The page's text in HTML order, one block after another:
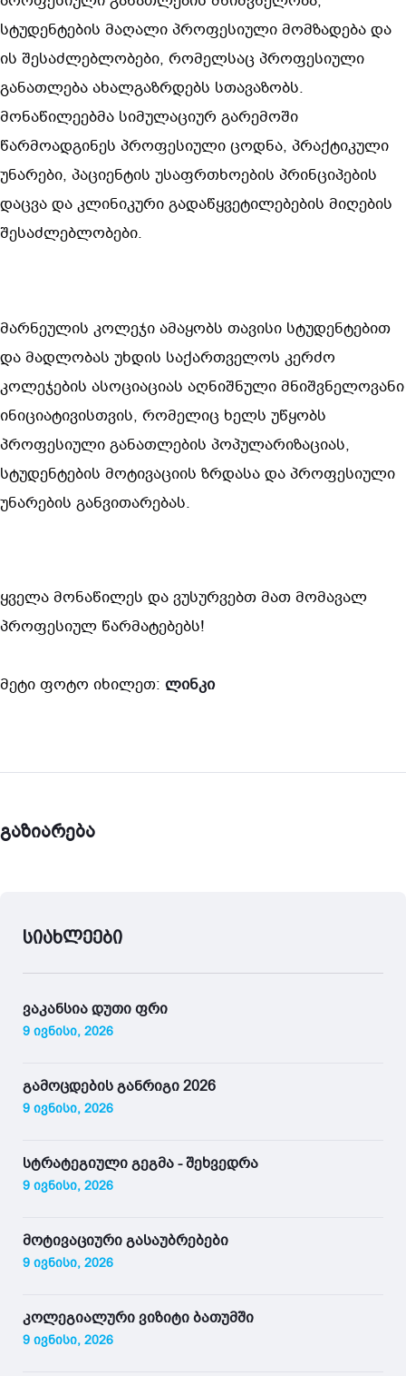
სტუდენტების მაღალი პროფესიული მომზადება და
ის შესაძლებლობები, რომელსაც პროფესიული
განათლება ახალგაზრდებს სთავაზობს.
მონაწილეებმა სიმულაციურ გარემოში
წარმოადგინეს პროფესიული ცოდნა, პრაქტიკული
უნარები, პაციენტის უსაფრთხოების პრინციპების
დაცვა და კლინიკური გადაწყვეტილებების მიღების
შესაძლებლობები.
მარნეულის კოლეჯი ამაყობს თავისი სტუდენტებით
და მადლობას უხდის საქართველოს კერძო
კოლეჯების ასოციაციას აღნიშნული მნიშვნელოვანი
ინიციატივისთვის, რომელიც ხელს უწყობს
პროფესიული განათლების პოპულარიზაციას,
სტუდენტების მოტივაციის ზრდასა და პროფესიული
უნარების განვითარებას.
ყველა მონაწილეს და ვუსურვებთ მათ მომავალ
პროფესიულ წარმატებებს!
მეტი ფოტო იხილეთ: ლინკი
გაზიარება
სიახლეები
ვაკანსია დუთი ფრი
9 ივნისი, 2026
გამოცდების განრიგი 2026
9 ივნისი, 2026
სტრატეგიული გეგმა - შეხვედრა
9 ივნისი, 2026
მოტივაციური გასაუბრებები
9 ივნისი, 2026
კოლეგიალური ვიზიტი ბათუმში
9 ივნისი, 2026